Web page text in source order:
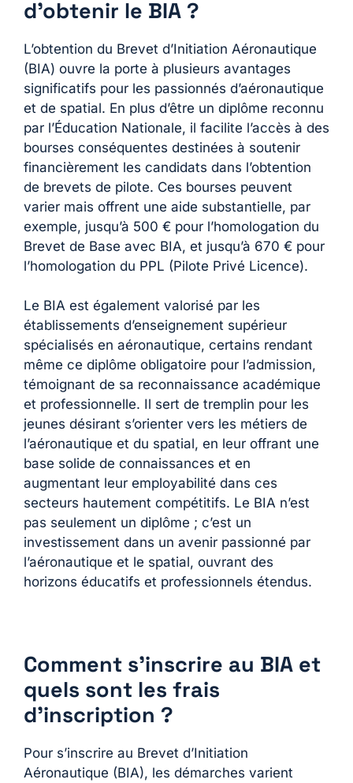
d’obtenir le BIA ?
L’obtention du Brevet d’Initiation Aéronautique
(BIA) ouvre la porte à plusieurs avantages
significatifs pour les passionnés d’aéronautique
et de spatial. En plus d’être un diplôme reconnu
par l’Éducation Nationale, il facilite l’accès à des
bourses conséquentes destinées à soutenir
financièrement les candidats dans l’obtention
de brevets de pilote. Ces bourses peuvent
varier mais offrent une aide substantielle, par
exemple, jusqu’à 500 € pour l’homologation du
Brevet de Base avec BIA, et jusqu’à 670 € pour
l’homologation du PPL (Pilote Privé Licence).
Le BIA est également valorisé par les
établissements d’enseignement supérieur
spécialisés en aéronautique, certains rendant
même ce diplôme obligatoire pour l’admission,
témoignant de sa reconnaissance académique
et professionnelle. Il sert de tremplin pour les
jeunes désirant s’orienter vers les métiers de
l’aéronautique et du spatial, en leur offrant une
base solide de connaissances et en
augmentant leur employabilité dans ces
secteurs hautement compétitifs. Le BIA n’est
pas seulement un diplôme ; c’est un
investissement dans un avenir passionné par
l’aéronautique et le spatial, ouvrant des
horizons éducatifs et professionnels étendus.
Comment s’inscrire au BIA et
quels sont les frais
d’inscription ?
Pour s’inscrire au Brevet d’Initiation
Aéronautique (BIA), les démarches varient